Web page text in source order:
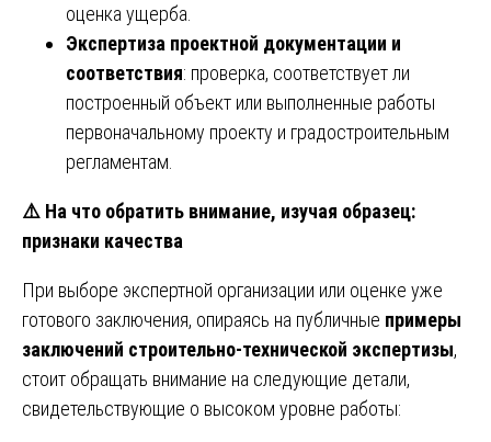
оценка ущерба.
Экспертиза проектной документации и
соответствия: проверка, соответствует ли
построенный объект или выполненные работы
первоначальному проекту и градостроительным
регламентам.
⚠️ На что обратить внимание, изучая образец:
признаки качества
При выборе экспертной организации или оценке уже
готового заключения, опираясь на публичные примеры
заключений строительно-технической экспертизы,
стоит обращать внимание на следующие детали,
свидетельствующие о высоком уровне работы: